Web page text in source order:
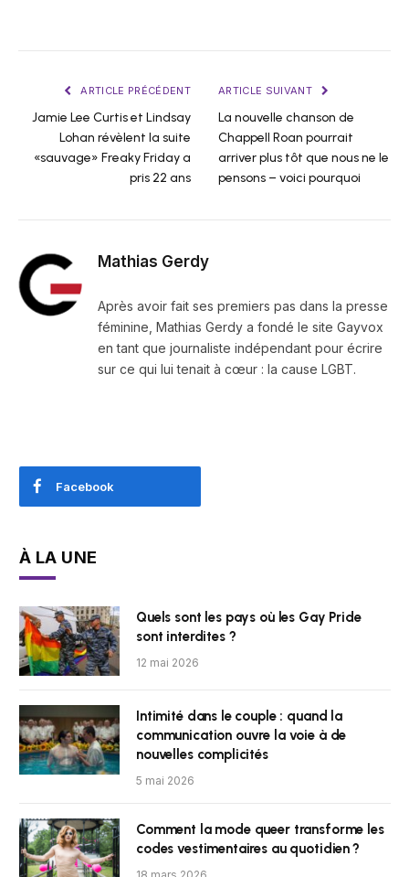
ARTICLE PRÉCÉDENT
Jamie Lee Curtis et Lindsay
Lohan révèlent la suite
«sauvage» Freaky Friday a
pris 22 ans
ARTICLE SUIVANT
La nouvelle chanson de
Chappell Roan pourrait
arriver plus tôt que nous ne le
pensons – voici pourquoi
Mathias Gerdy
Après avoir fait ses premiers pas dans la presse
féminine, Mathias Gerdy a fondé le site Gayvox
en tant que journaliste indépendant pour écrire
sur ce qui lui tenait à cœur : la cause LGBT.
Facebook
À LA UNE
Quels sont les pays où les Gay Pride
sont interdites ?
12 mai 2026
Intimité dans le couple : quand la
communication ouvre la voie à de
nouvelles complicités
5 mai 2026
Comment la mode queer transforme les
codes vestimentaires au quotidien ?